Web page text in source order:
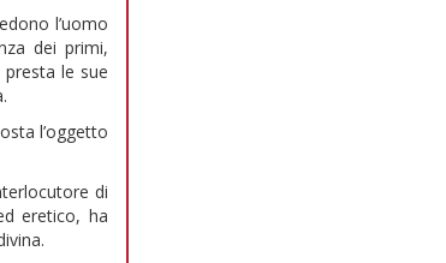
l’uomo
dei primi,
le sue
l’oggetto
di
eretico, ha